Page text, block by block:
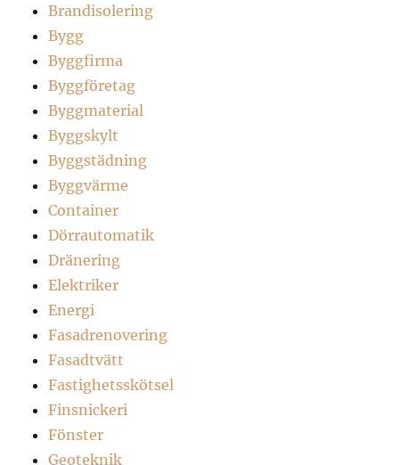
Brandisolering
Bygg
Byggfirma
Byggföretag
Byggmaterial
Byggskylt
Byggstädning
Byggvärme
Container
Dörrautomatik
Dränering
Elektriker
Energi
Fasadrenovering
Fasadtvätt
Fastighetsskötsel
Finsnickeri
Fönster
Geoteknik